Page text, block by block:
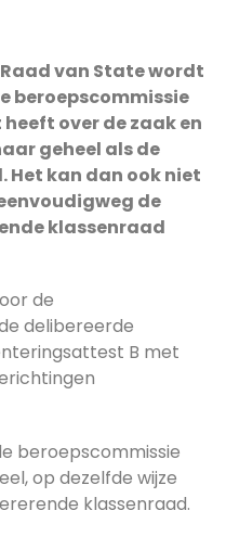
van State wordt
beroepscommissie
over de zaak en
geheel als de
Het kan dan ook niet
de
klassenraad
de
delibereerde
B met
beroepscommissie
op dezelfde wijze
klassenraad.